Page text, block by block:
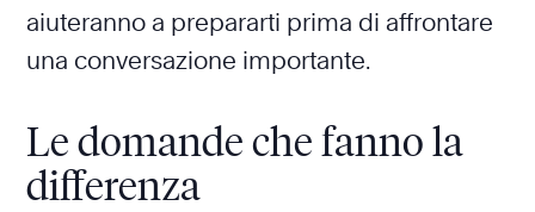
aiuteranno a prepararti prima di affrontare
una conversazione importante.
Le domande che fanno la
differenza